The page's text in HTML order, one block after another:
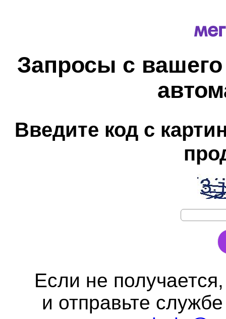
Запросы с
Введите код с
Если не
и отправьте